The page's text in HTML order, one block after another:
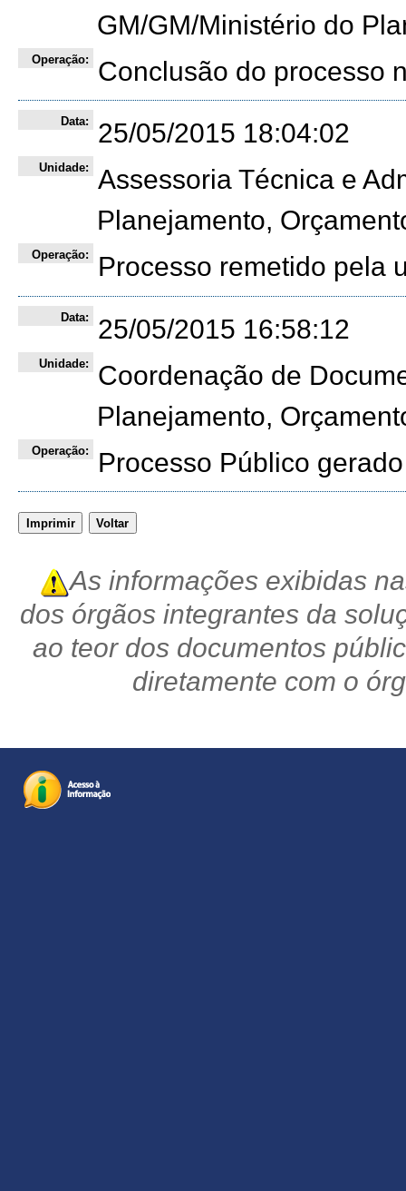
GM/GM/Ministério do
Operação: Conclusão do processo
Data: 25/05/2015 18:04:02
Unidade:
Assessoria Técnica e
Planejamento,
Operação: Processo remetido pela
Data: 25/05/2015 16:58:12
Unidade:
Coordenação de
Planejamento,
Operação: Processo Público gerado
As informações exibidas
dos órgãos integrantes da
ao teor dos documentos
diretamente com o